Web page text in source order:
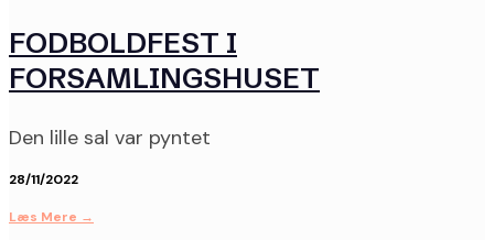
FODBOLDFEST I
FORSAMLINGSHUSET
Den lille sal var pyntet
28/11/2022
Læs Mere →